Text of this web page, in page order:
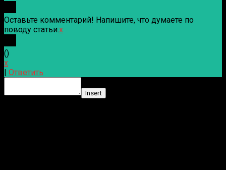
Оставьте комментарий! Напишите, что думаете по
поводу статьи.x
()
x
Ответить
Insert